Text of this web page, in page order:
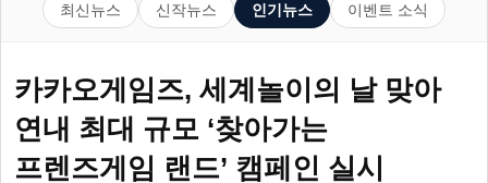
최신뉴스 신작뉴스 인기뉴스 이벤트 소식
카카오게임즈, 세계놀이의 날 맞아
연내 최대 규모 ‘찾아가는
프렌즈게임 랜드’ 캠페인 실시